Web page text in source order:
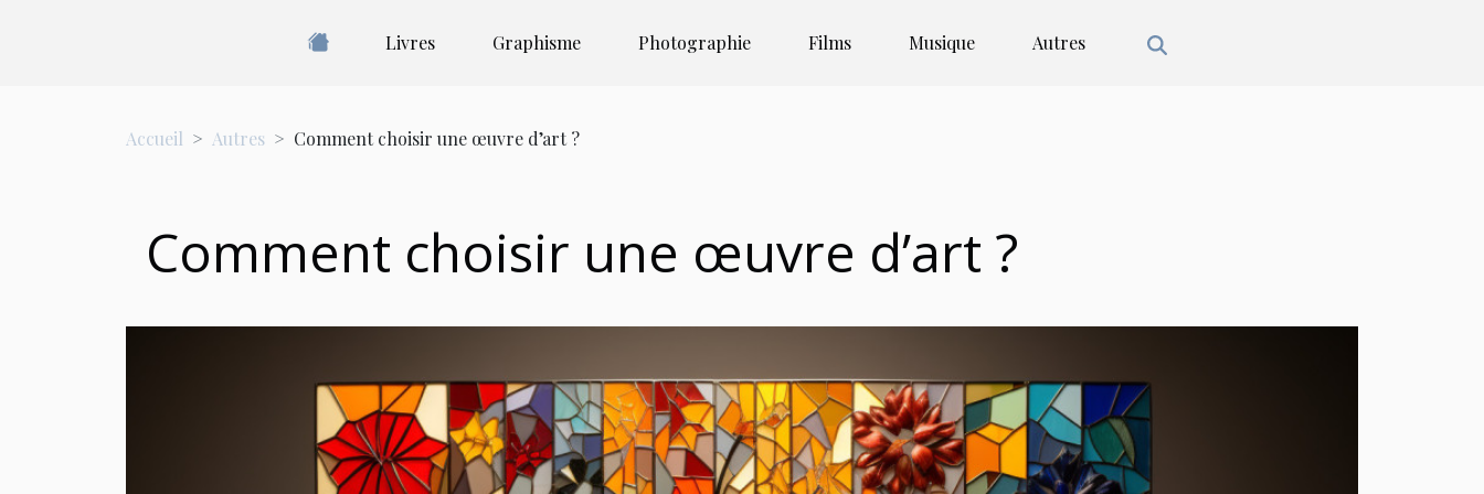
Livres Graphisme Photographie Films Musique Autres
Accueil Autres Comment choisir une œuvre d’art ?
Comment choisir une œuvre d’art ?